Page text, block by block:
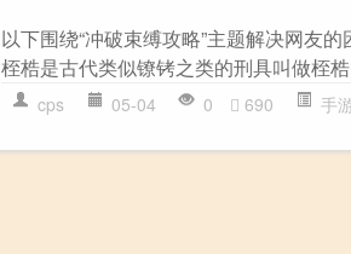
以下围绕“冲破束缚攻略”主题解决网友
桎梏是古代类似镣铐之类的刑具叫做桎
cps 05-04 0 690 手